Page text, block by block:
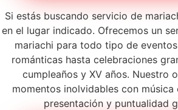
Si estás buscando servicio de
en el lugar indicado. Ofrecemos un
mariachi para todo tipo de
románticas hasta celebraciones
cumpleaños y XV años. Nuestro
momentos inolvidables con música
presentación y puntualidad